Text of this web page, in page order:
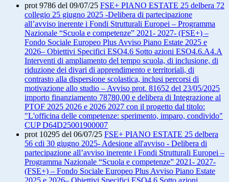
prot 9786 del 09/07/25 FSE+ PIANO ESTATE 25 delbera 72
collegio 25 giugno 2025 -Delibera di partecipazione
all’avviso inerente i Fondi Strutturali Europei – Programma
Nazionale “Scuola e competenze” 2021- 2027- (FSE+) –
Fondo Sociale Europeo Plus Avviso Piano Estate 2025 e
2026– Obiettivi Specifici ESO4.6 Sotto azioni ESO4.6.A4.A
Interventi di ampliamento del tempo scuola, di inclusione, di
riduzione dei divari di apprendimento e territoriali, di
contrasto alla dispersione scolastica, inclusi percorsi di
motivazione allo studio – Avviso prot. 81652 del 23/05/2025
importo finanziamento 78780,00 e delibera di Integrazione al
PTOF 2025 2026 e 2026 2027 con il progetto dal titolo:
"L'officina delle competenze: sperimento, imparo, condivido"
CUP D64D25001900007
prot 10295 del 06/07/25 FSE+ PIANO ESTATE 25 delbera
56 cdi 30 giugno 2025- Adesione all'avviso - Delibera di
partecipazione all’avviso inerente i Fondi Strutturali Europei –
Programma Nazionale “Scuola e competenze” 2021- 2027-
(FSE+) – Fondo Sociale Europeo Plus Avviso Piano Estate
2025 e 2026– Obiettivi Specifici ESO4.6 Sotto azioni